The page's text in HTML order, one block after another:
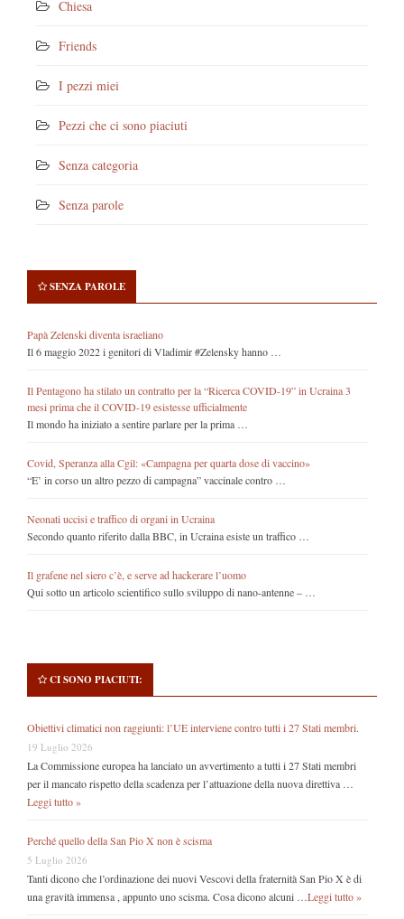
Chiesa
Friends
I pezzi miei
Pezzi che ci sono piaciuti
Senza categoria
Senza parole
SENZA PAROLE
Papà Zelenski diventa israeliano
Il 6 maggio 2022 i genitori di Vladimir #Zelensky hanno …
Il Pentagono ha stilato un contratto per la “Ricerca COVID-19” in Ucraina 3
mesi prima che il COVID-19 esistesse ufficialmente
Il mondo ha iniziato a sentire parlare per la prima …
Covid, Speranza alla Cgil: «Campagna per quarta dose di vaccino»
“E’ in corso un altro pezzo di campagna” vaccinale contro …
Neonati uccisi e traffico di organi in Ucraina
Secondo quanto riferito dalla BBC, in Ucraina esiste un traffico …
Il grafene nel siero c’è, e serve ad hackerare l’uomo
Qui sotto un articolo scientifico sullo sviluppo di nano-antenne – …
CI SONO PIACIUTI:
Obiettivi climatici non raggiunti: l’UE interviene contro tutti i 27 Stati membri.
19 Luglio 2026
La Commissione europea ha lanciato un avvertimento a tutti i 27 Stati membri
per il mancato rispetto della scadenza per l’attuazione della nuova direttiva …
Leggi tutto »
Perché quello della San Pio X non è scisma
5 Luglio 2026
Tanti dicono che l’ordinazione dei nuovi Vescovi della fraternità San Pio X è di
una gravità immensa , appunto uno scisma. Cosa dicono alcuni … Leggi tutto »